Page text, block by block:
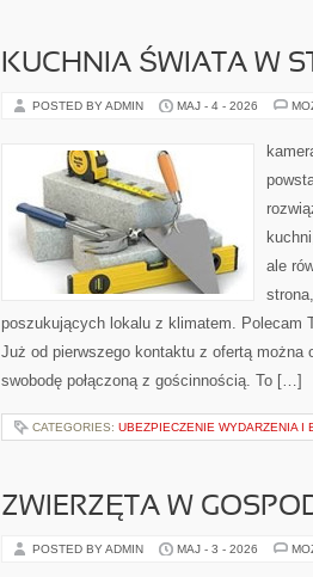
KUCHNIA ŚWIATA W
POSTED BY ADMIN MAJ - 4 - 2026
ale
poszukujących lokalu z klimatem. Polecam
Już od pierwszego kontaktu z ofertą
swobodę połączoną z gościnnością. To […]
CATEGORIES: UBEZPIECZENIE WYDARZENIA I
ZWIERZĘTA W
POSTED BY ADMIN MAJ - 3 - 2026